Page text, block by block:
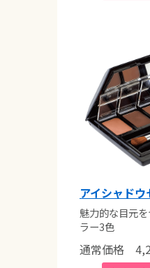
アイシャドウ
魅力的な目元
ラー3色
通常価格